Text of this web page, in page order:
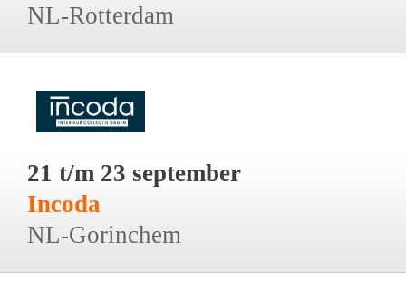
NL-Rotterdam
21 t/m 23 september
Incoda
NL-Gorinchem